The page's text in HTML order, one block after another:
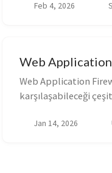
Feb 4, 2026
Web
Web Application
karşılaşabileceği
güvenlik duvarına
Jan 14, 2026